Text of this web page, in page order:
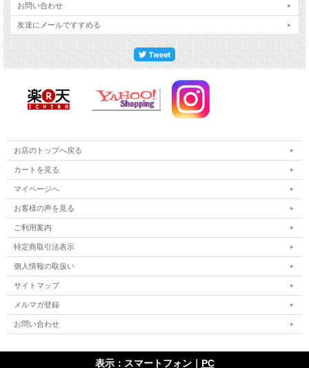
お問い合わせ
友達にメールですすめる
お店のトップへ戻る
カートを見る
マイページへ
お客様の声を見る
ご利用案内
特定商取引法表示
個人情報の取扱い
サイトマップ
メルマガ登録
お問い合わせ
表示：スマートフォン｜ PC